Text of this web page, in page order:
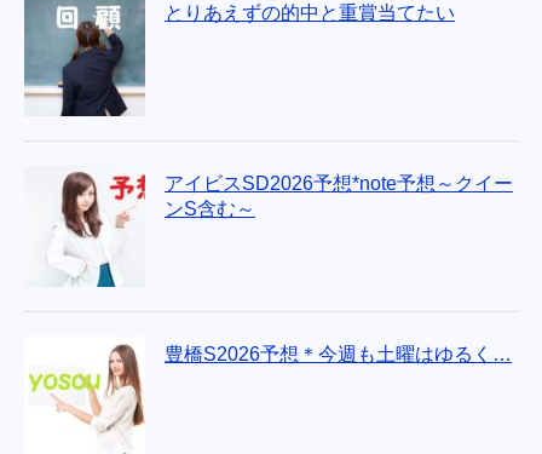
とりあえずの的中と重賞当てたい
アイビスSD2026予想*note予想～クイー
ンS含む～
豊橋S2026予想＊今週も土曜はゆるく…